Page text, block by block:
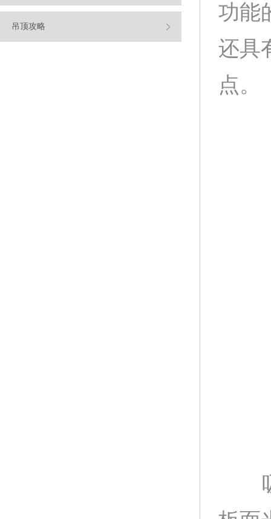
吊顶攻略
功能
还具
点。
吸